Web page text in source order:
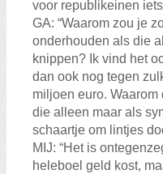
voor republikeinen
GA: “Waarom zou je
onderhouden als die
knippen? Ik vind het
dan ook nog tegen
miljoen euro.
die alleen maar als
schaartje om lintjes
MIJ: “Het is
heleboel geld kost,